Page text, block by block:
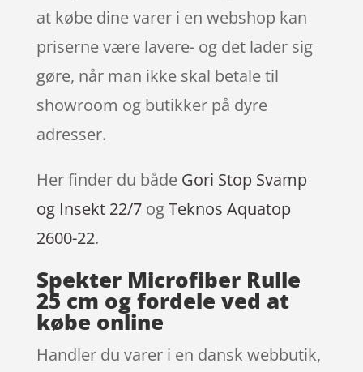
at købe dine varer i en webshop kan
priserne være lavere- og det lader sig
gøre, når man ikke skal betale til
showroom og butikker på dyre
adresser.
Her finder du både Gori Stop Svamp
og Insekt 22/7ogTeknos Aquatop
2600-22.
Spekter Microfiber Rulle
25 cm og fordele ved at
købe online
Handler du varer i en dansk webbutik,